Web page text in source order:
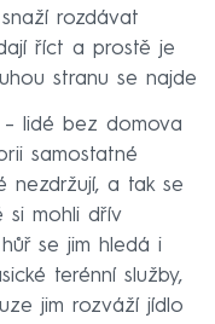
rozdávat
říct a prostě je
stranu se najde
lidé bez domova
samostatné
nezdržují, a tak se
si mohli dřív
se jim hledá i
terénní služby,
jim rozváží jídlo